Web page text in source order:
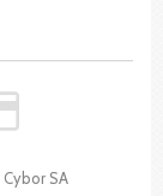
Cybor SA